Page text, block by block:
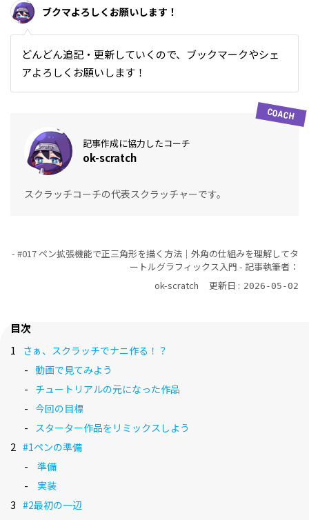
目次
さぁ、スクラッチでナニ作る！？
動画で見てみよう
チュートリアルの元になった作品
今回の目標
スターター作品をリミックスしよう
#1ペンの準備
準備
実装
#2最初の一辺
ブクマよろしくお願いします！
どんどん追記・更新していくので、ブックマークやシェ
アよろしくお願いします！
記事作成に協力したコーチ
ok-scratch
スクラッチコーチの代表スクラッチャーです。
- #017 ペン拡張機能で正三角形を描く方法｜外角の仕組みを理解してタ
ートルグラフィックス入門 - 記事執筆者：
ok-scratch
更新日 : 2026-05-02